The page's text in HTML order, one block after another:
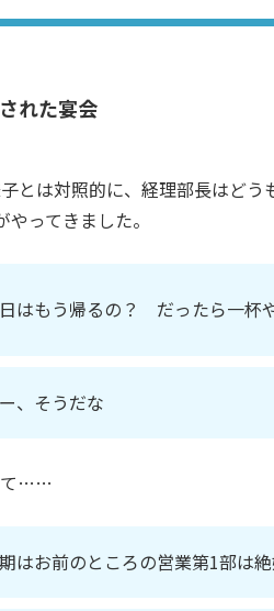
れた宴会
とは対照的に、経理部長はど
ってきました。
はもう帰るの？ だったら一杯
、そうだな
て……
はお前のところの営業第1部は